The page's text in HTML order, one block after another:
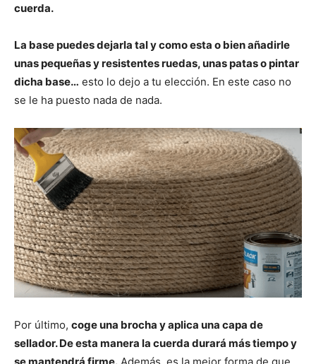
cuerda.
La base puedes dejarla tal y como esta o bien añadirle
unas pequeñas y resistentes ruedas, unas patas o pintar
dicha base… esto lo dejo a tu elección. En este caso no
se le ha puesto nada de nada.
Por último, coge una brocha y aplica una capa de
sellador. De esta manera la cuerda durará más tiempo y
se mantendrá firme. Además, es la mejor forma de que